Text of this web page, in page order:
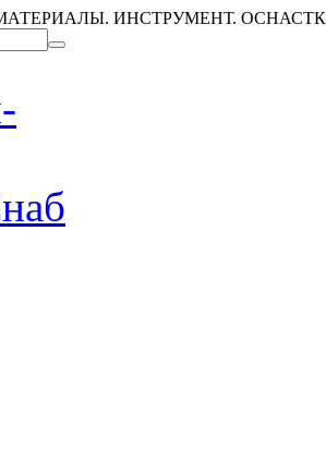
ИНСТРУМЕНТ.